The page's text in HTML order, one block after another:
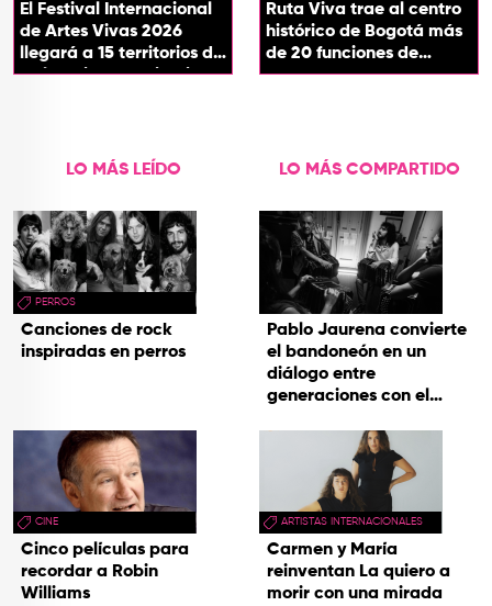
El Festival Internacional
de Artes Vivas 2026
llegará a 15 territorios de
Colombia con ‘Circuitos
Ruta Viva trae al centro
histórico de Bogotá más
de 20 funciones de
teatro
LO MÁS LEÍDO
PERROS
Canciones de rock
inspiradas en perros
CINE
Cinco películas para
recordar a Robin
Williams
LO MÁS COMPARTIDO
Pablo Jaurena convierte
el bandoneón en un
diálogo entre
generaciones con el
hecho cenizas
ARTISTAS INTERNACIONALES
Carmen y María
reinventan La quiero a
morir con una mirada